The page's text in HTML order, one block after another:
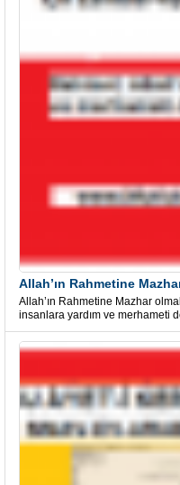
Allah’ın Rahmetine Mazhar
insanlara yardım ve merhameti